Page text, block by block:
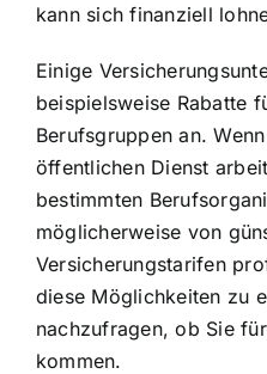
kann sich finanziell
Einige
beispielsweise Rabatte
Berufsgruppen an.
öffentlichen Dienst
bestimmten
möglicherweise von
Versicherungstarifen
diese Möglichkeiten zu
nachzufragen, ob Sie
kommen.